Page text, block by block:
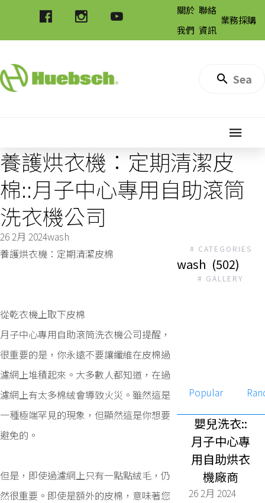
關於
我們
聯絡
資訊
業務採購
養護烘衣機：定期清潔皮
棉::月子中心專用自助滾筒
洗衣機公司
26 2月 2024wash
養護烘衣機：定期清潔皮棉
從乾衣機上取下皮棉
月子中心專用自助滾筒洗衣機公司提醒，
很重要的是，你永遠不要讓纖維在皮棉過
濾網上堆積起來。大多數人都知道，在過
濾網上有太多棉絨會導致火災。雖然這是
一種極端罕見的現象，但顯然這是你想要
避免的。
但是，即使過濾網上只有一點點絨毛，仍
然很重要。即使是額外的皮棉，意味著您
# CATEGORIES
wash (502)
# GALLERY
Popular
嬰兒洗衣::
月子中心專
用自助烘衣
機廠商
26 2月 2024